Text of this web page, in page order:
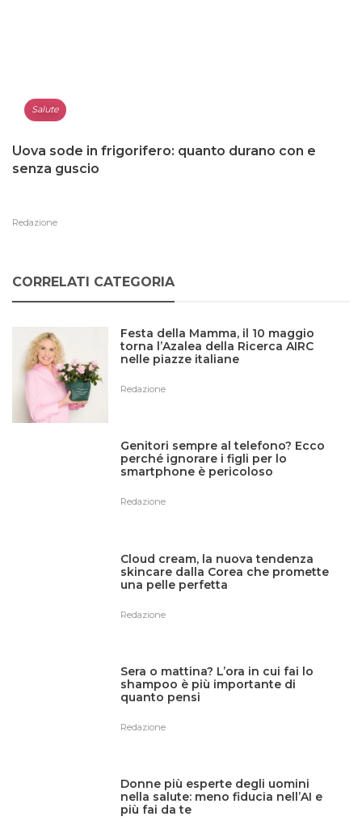
Salute
Uova sode in frigorifero: quanto durano con e
senza guscio
Redazione
CORRELATI CATEGORIA
Festa della Mamma, il 10 maggio
torna l’Azalea della Ricerca AIRC
nelle piazze italiane
Redazione
Genitori sempre al telefono? Ecco
perché ignorare i figli per lo
smartphone è pericoloso
Redazione
Cloud cream, la nuova tendenza
skincare dalla Corea che promette
una pelle perfetta
Redazione
Sera o mattina? L’ora in cui fai lo
shampoo è più importante di
quanto pensi
Redazione
Donne più esperte degli uomini
nella salute: meno fiducia nell’AI e
più fai da te